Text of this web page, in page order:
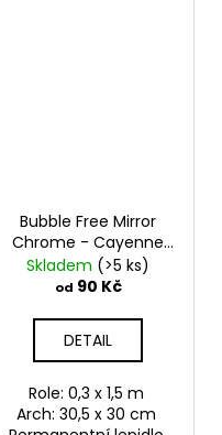
Bubble Free Mirror
Chrome - Cayenne
OrangeSamolepící
vinylová folie
Skladem (>5 ks)
od 90 Kč
DETAIL
Role: 0,3 x 1,5 m
Arch: 30,5 x 30 cm